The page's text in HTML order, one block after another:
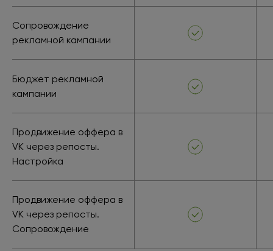
Сопровождение
рекламной кампании
Бюджет рекламной
кампании
Продвижение оффера в
VK через репосты.
Настройка
Продвижение оффера в
VK через репосты.
Сопровождение